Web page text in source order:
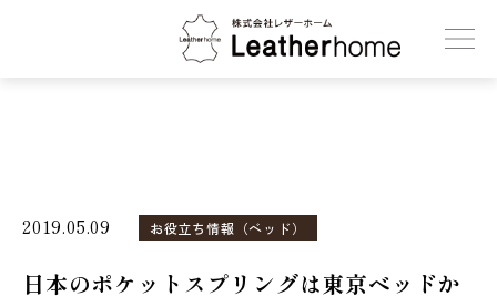
株式会社レザーホーム
2019.05.09 お役立ち情報（ベッド）
日本のポケットスプリングは東京ベッドか